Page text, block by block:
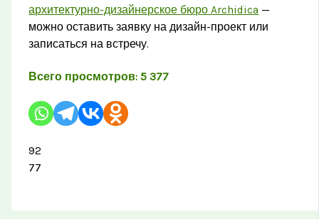
архитектурно-дизайнерское бюро Archidica —
можно оставить заявку на дизайн-проект или
записаться на встречу.
Всего просмотров: 5 377
92
77